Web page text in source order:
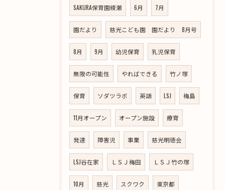
SAKURA保育園綾瀬 6月 7月
園だより 慈光こども園 園だより 8月号
8月 9月 幼児保育 乳児保育
無限の可能性 やればできる 竹ノ塚
保育 ソダツラボ 英語 LSJ 梅島
11月オープン オープン施設 療育
発達 障害児 事業 慈光明徳会
LSJ谷在家 ＬＳＪ梅田 ＬＳＪ竹の塚
10月 慈光 スクワク 東京都